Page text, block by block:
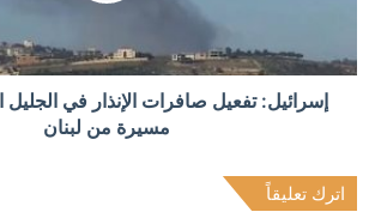
إسرائيل: تفعيل صافرات الإنذار في الجليل
مسيرة من لبنان
اترك تعليقاً